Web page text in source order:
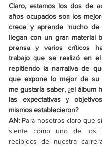
Claro, estamos los dos de
años ocupados son los
crece y aprende mucho de
llegan con un gran material
prensa y varios críticos
trabajo que se realizó en el
repitiendo la narrativa de
que expone lo mejor de su
me gustaría saber, ¿el álbum
las expectativas y
mismos establecieron?
AN: Para nosotros claro que
siente como uno de los
recibidos de nuestra